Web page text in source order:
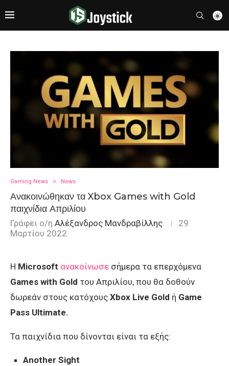
Gaming News News
Ανακοινώθηκαν τα Xbox Games with Gold
παιχνίδια Απριλίου
Γράφει ο/η Αλέξανδρος Μανδραβίλλης
29
Μαρτίου 2022
Η Microsoft ανακοίνωσε σήμερα τα επερχόμενα
Games with Gold του Απριλίου, που θα δοθούν
δωρεάν στους κατόχους Xbox Live Gold ή Game
Pass Ultimate.
Τα παιχνίδια που δίνονται είναι τα εξής:
Another Sight